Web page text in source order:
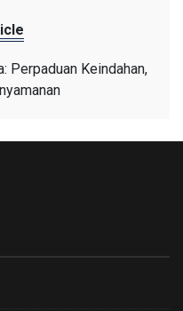
Perpaduan Keindahan,